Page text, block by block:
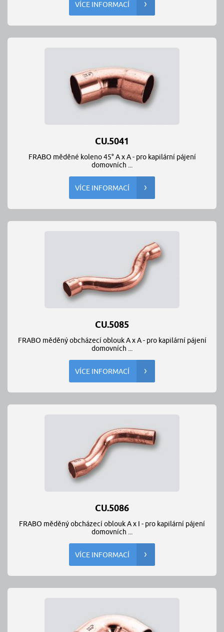
VÍCE INFORMACÍ
CU.5041
FRABO měděné koleno 45° A x A - pro kapilární pájení
domovních ...
VÍCE INFORMACÍ
CU.5085
FRABO měděný obcházecí oblouk A x A - pro kapilární pájení
domovních ...
VÍCE INFORMACÍ
CU.5086
FRABO měděný obcházecí oblouk A x I - pro kapilární pájení
domovních ...
VÍCE INFORMACÍ